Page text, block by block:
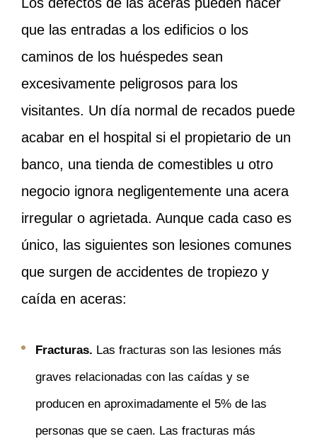
que las entradas a los edificios o los
caminos de los huéspedes sean
excesivamente peligrosos para los
visitantes. Un día normal de recados puede
acabar en el hospital si el propietario de un
banco, una tienda de comestibles u otro
negocio ignora negligentemente una acera
irregular o agrietada. Aunque cada caso es
único, las siguientes son lesiones comunes
que surgen de accidentes de tropiezo y
caída en aceras:
Fracturas. Las fracturas son las lesiones más
graves relacionadas con las caídas y se
producen en aproximadamente el 5% de las
personas que se caen. Las fracturas más